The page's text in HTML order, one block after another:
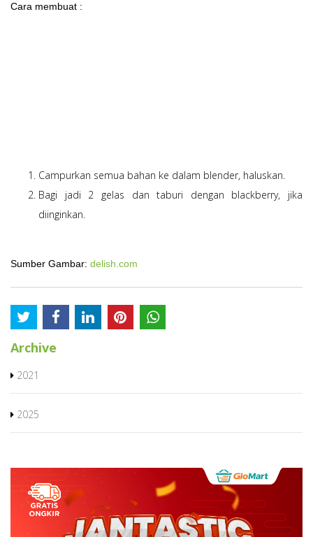
Cara membuat :
Campurkan semua bahan ke dalam blender, haluskan.
Bagi jadi 2 gelas dan taburi dengan blackberry, jika
diinginkan.
Sumber Gambar: delish.com
Archive
2021
2025